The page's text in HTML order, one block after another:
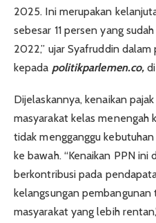
2025. Ini merupakan
sebesar 11 persen yang
2022,” ujar Syafruddin
kepada politikparlemen.co,
Dijelaskannya, kenaikan
masyarakat kelas menengah
tidak mengganggu
ke bawah. “Kenaikan PPN ini
berkontribusi pada
kelangsungan
masyarakat yang lebih